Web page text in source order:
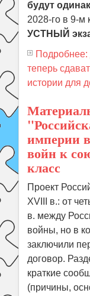
будут
2028-го в 9-м
УСТНЫЙ
Подробнее:
теперь
истории для
империи
войн к
класс
Проект
ХVIII в.: от
в. между
войны, но в
заключили
договор.
краткие
(причины,